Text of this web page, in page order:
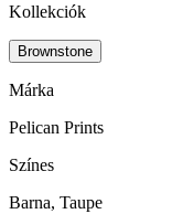
Kollekciók
Brownstone
Márka
Pelican Prints
Színes
Barna, Taupe